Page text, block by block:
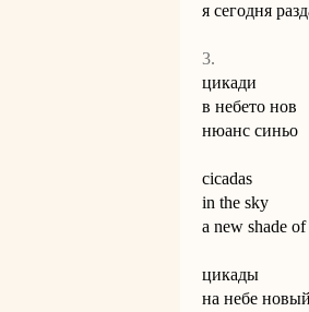
я сегодня
3.
цикади
в небето нов
нюанс синьо
cicadas
in the sky
a new shade
цикады
на небе